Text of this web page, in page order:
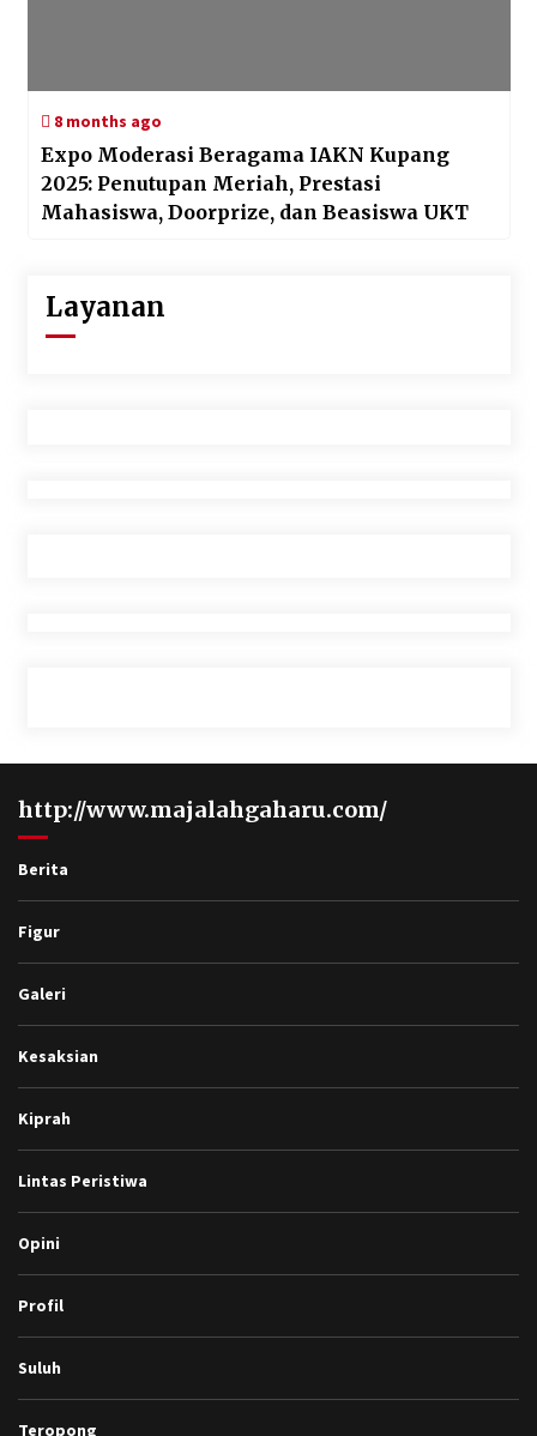
8 months ago
Expo Moderasi Beragama IAKN Kupang
2025: Penutupan Meriah, Prestasi
Mahasiswa, Doorprize, dan Beasiswa UKT
Layanan
http://www.majalahgaharu.com/
Berita
Figur
Galeri
Kesaksian
Kiprah
Lintas Peristiwa
Opini
Profil
Suluh
Teropong